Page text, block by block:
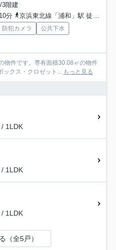
3階建
分
京浜東北線「浦和」駅 徒歩24分
防犯カメラ
公共下水
物件です。専有面積30.08㎡の物件
ックス・クロゼット... もっと見る
1LDK
1LDK
1LDK
（全5戸）